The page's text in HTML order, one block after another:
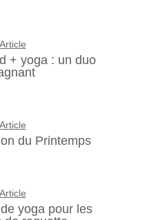
Article
+ yoga : un duo
Article
du Printemps
Article
yoga pour les